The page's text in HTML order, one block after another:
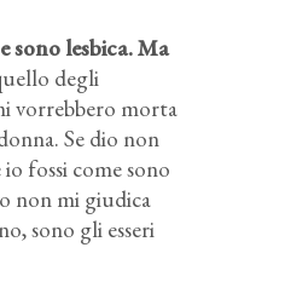
sono lesbica. Ma
degli
vorrebbero morta
Se dio non
fossi come sono
non mi giudica
sono gli esseri